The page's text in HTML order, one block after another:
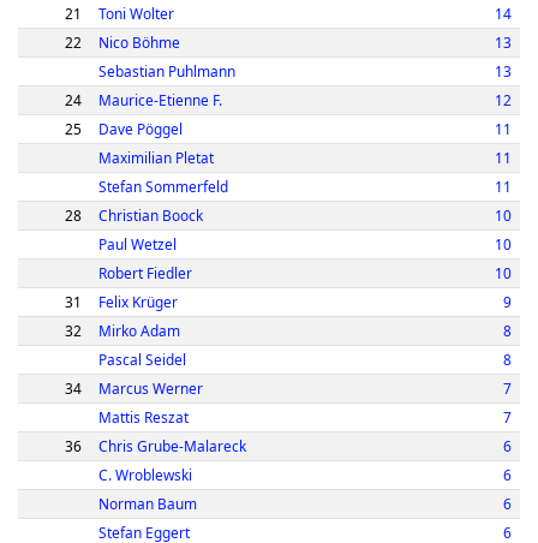
21
Toni Wolter
14
22
Nico Böhme
13
Sebastian Puhlmann
13
24
Maurice-Etienne F.
12
25
Dave Pöggel
11
Maximilian Pletat
11
Stefan Sommerfeld
11
28
Christian Boock
10
Paul Wetzel
10
Robert Fiedler
10
31
Felix Krüger
9
32
Mirko Adam
8
Pascal Seidel
8
34
Marcus Werner
7
Mattis Reszat
7
36
Chris Grube-Malareck
6
C. Wroblewski
6
Norman Baum
6
Stefan Eggert
6